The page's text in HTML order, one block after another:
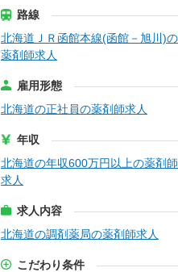
路線
北海道ＪＲ函館本線(函館－旭川)の
薬剤師求人
雇用形態
北海道の正社員の薬剤師求人
年収
北海道の年収600万円以上の薬剤師
求人
求人内容
北海道の調剤薬局の薬剤師求人
こだわり条件